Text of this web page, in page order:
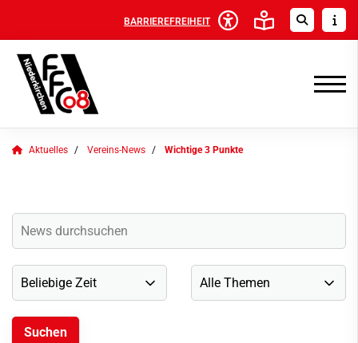
BARRIEREFREIHEIT
Aktuelles Vereins-News Wichtige 3 Punkte